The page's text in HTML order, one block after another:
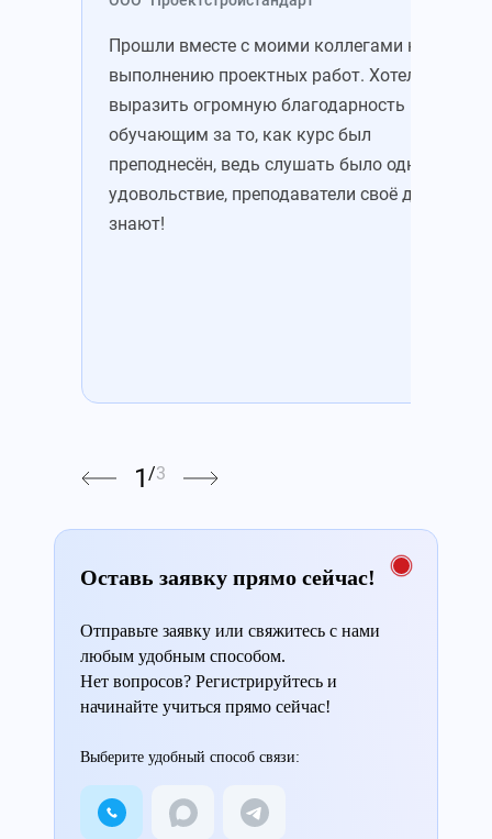
Прошли вместе с моими коллегами курс по
выполнению проектных работ. Хотелось бы
выразить огромную благодарность
обучающим за то, как курс был
преподнесён, ведь слушать было одно
удовольствие, преподаватели своё дело
знают!
1 /3
Оставь заявку прямо сейчас!
Отправьте заявку или свяжитесь с нами
любым удобным способом.
Нет вопросов? Регистрируйтесь и
начинайте учиться прямо сейчас!
Выберите удобный способ связи: